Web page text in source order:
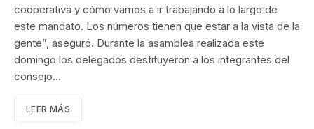
cooperativa y cómo vamos a ir trabajando a lo largo de
este mandato. Los números tienen que estar a la vista de la
gente”, aseguró. Durante la asamblea realizada este
domingo los delegados destituyeron a los integrantes del
consejo…
LEER MÁS